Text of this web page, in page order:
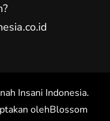
Insani Indonesia.
olehBlossom